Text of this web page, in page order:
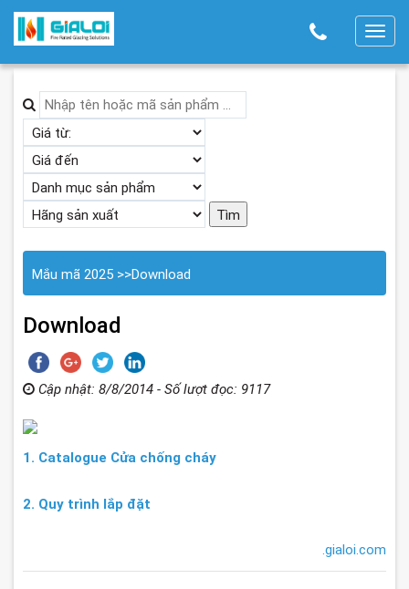
T
Mắu mã 2025 >>Download
Download
Cập nhật: 8/8/2014 - Số lượt đọc: 9117
1. Catalogue Cửa chống cháy
2. Quy trình lắp đặt
.gialoi.com